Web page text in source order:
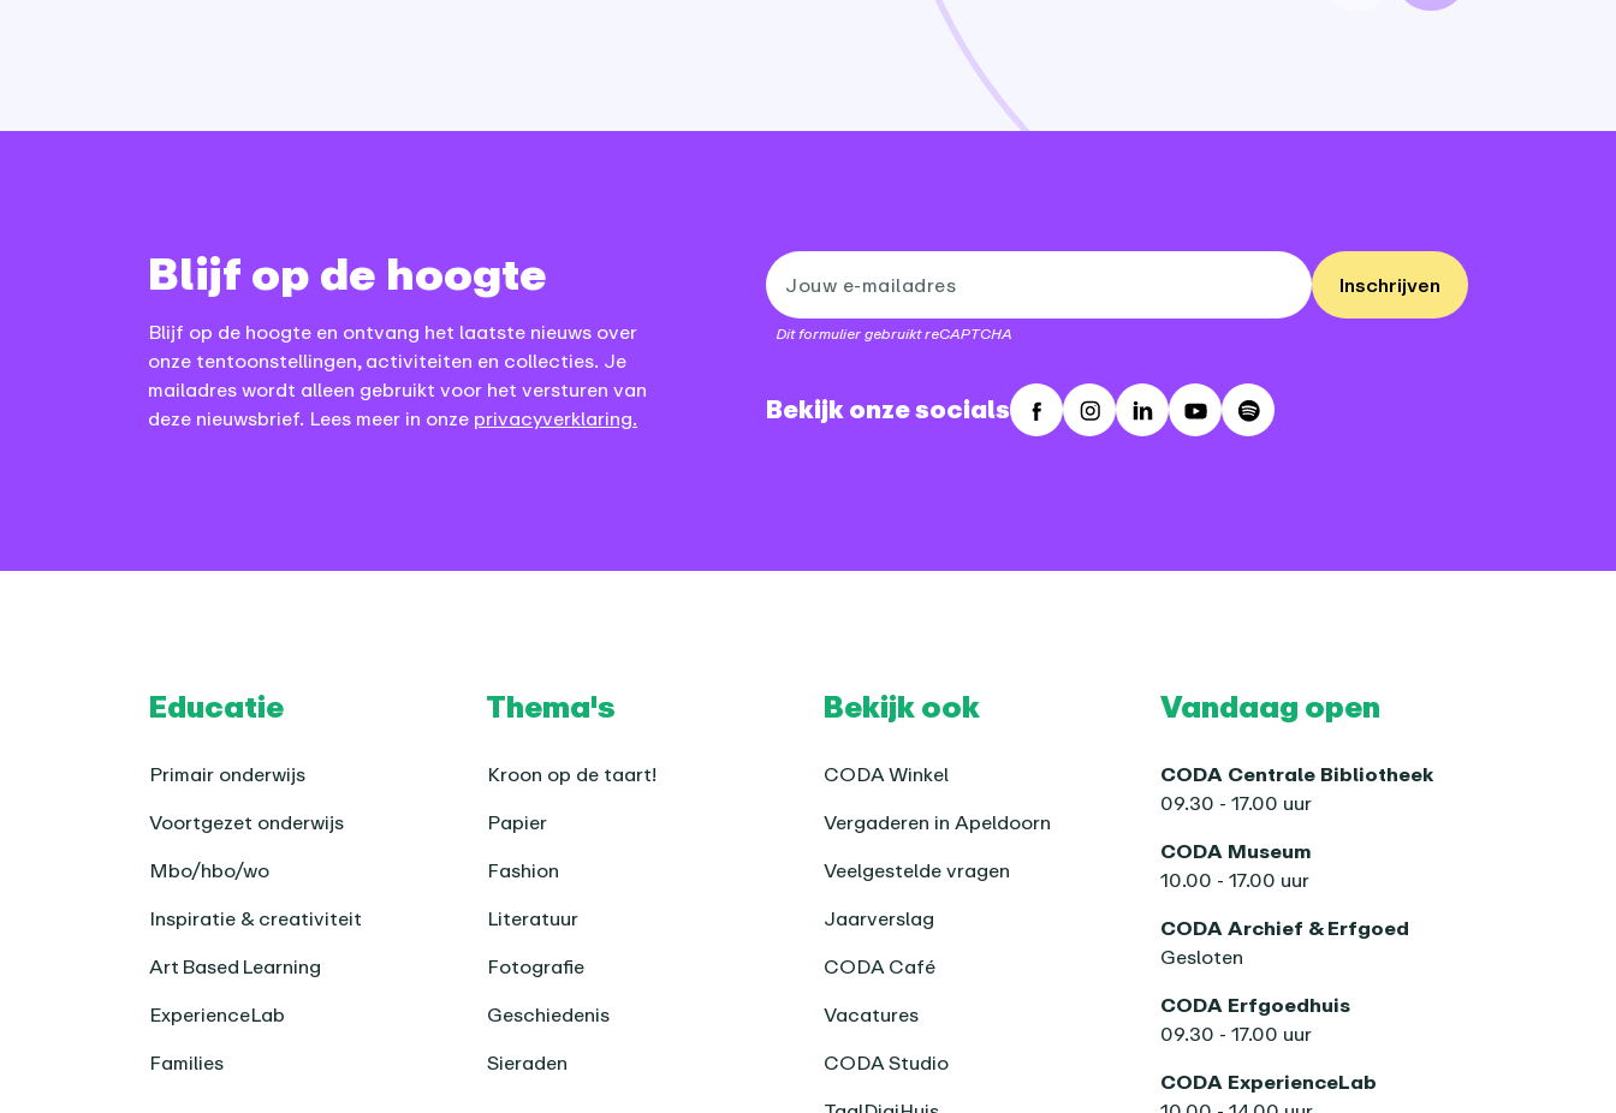
Blijf op de hoogte
Blijf op de hoogte en ontvang het laatste nieuws over
onze tentoonstellingen, activiteiten en collecties. Je
mailadres wordt alleen gebruikt voor het versturen van
deze nieuwsbrief. Lees meer in onze privacyverklaring.
Dit formulier gebruikt reCAPTCHA
Inschrijven
Bekijk onze socials FacebookInstagram
LinkedInYoutubeSpotify
FooterEducatie
Primair onderwijs
Voortgezet onderwijs
Mbo/hbo/wo
Inspiratie & creativiteit
Art Based Learning
ExperienceLab
Families
Thema's
Kroon op de taart!
Papier
Fashion
Literatuur
Fotografie
Geschiedenis
Sieraden
Bekijk ook
CODA Winkel
Vergaderen in Apeldoorn
Veelgestelde vragen
Jaarverslag
CODA Café
Vacatures
CODA Studio
Vandaag open
CODA Centrale Bibliotheek
09.30 - 17.00 uur
CODA Museum
10.00 - 17.00 uur
CODA Archief & Erfgoed
Gesloten
CODA Erfgoedhuis
09.30 - 17.00 uur
CODA ExperienceLab